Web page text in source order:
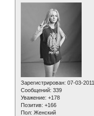
Зарегистрирован: 07-03-2011
Сообщений: 339
Уважение: +178
Позитив: +166
Пол: Женский